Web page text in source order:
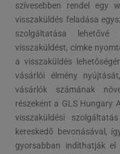
szívesebben rendel egy
visszaküldés feladása
szolgáltatása
visszaküldést, címke
a visszaküldés
vásárlói élmény
vásárlók számának
részeként a GLS Hungary
visszaküldési
kereskedő bevonásával,
gyorsabban indíthatják el